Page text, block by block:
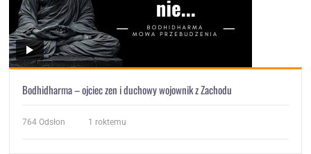
Bodhidharma – ojciec zen i duchowy wojownik z Zachodu
764 Odsłon 1 roktemu